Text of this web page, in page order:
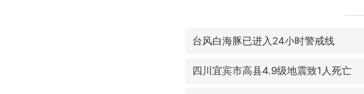
台风白海豚已进入24小时警戒线
四川宜宾市高县4.9级地震致1人死亡